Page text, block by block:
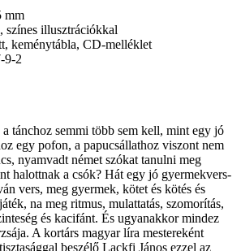
mm
színes illusztrációkkal
keménytábla, CD-melléklet
9-2
tánchoz semmi több sem kell, mint egy jó
egy pofon, a papucsállathoz viszont nem
nyamvadt német szókat tanulni meg
halottnak a csók? Hát egy jó gyermekvers-
vers, meg gyermek, kötet és kötés és
na meg ritmus, mulattatás, szomorítás,
és kacifánt. És ugyanakkor mindez
A kortárs magyar líra mestereként
beszélő Lackfi János ezzel az